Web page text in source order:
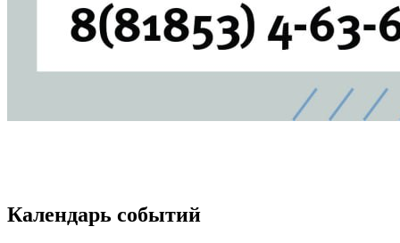
Календарь событий